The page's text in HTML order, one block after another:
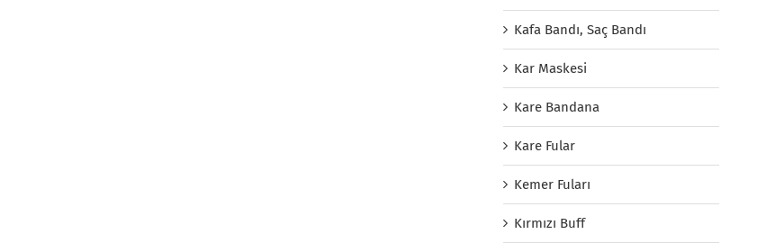
Kafa Bandı, Saç Bandı
Kar Maskesi
Kare Bandana
Kare Fular
Kemer Fuları
Kırmızı Buff